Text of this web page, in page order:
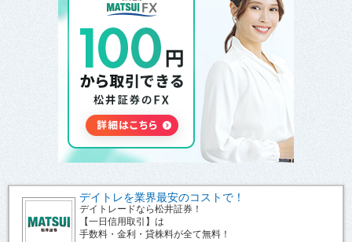
デイトレを業界最安のコストで！
デイトレードなら松井証券！
【一日信用取引】は
手数料・金利・貸株料が全て無料！